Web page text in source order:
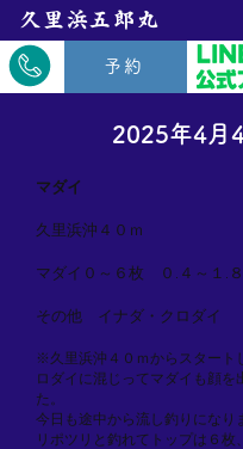
​久里浜五郎丸
予約
2025年4月
マダイ
久里浜沖４０ｍ
マダイ０～６枚 ０.４～１.８
その他 イナダ・クロダイ
※久里浜沖４０ｍからスタート
ロダイに混じってマダイも顔を
た。
今日も途中から流し釣りになり
リポツリと釣れてトップは６枚